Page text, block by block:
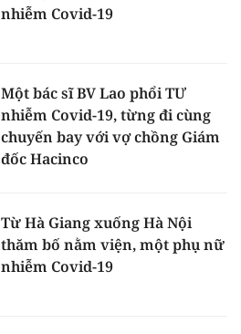
nhiễm Covid-19
Một bác sĩ BV Lao phổi TƯ
nhiễm Covid-19, từng đi cùng
chuyến bay với vợ chồng Giám
đốc Hacinco
Từ Hà Giang xuống Hà Nội
thăm bố nằm viện, một phụ nữ
nhiễm Covid-19